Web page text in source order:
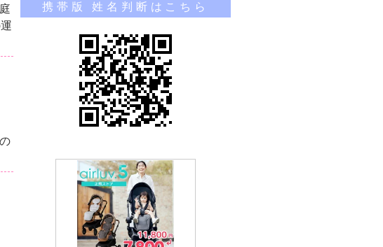
携帯版 姓名判断はこちら